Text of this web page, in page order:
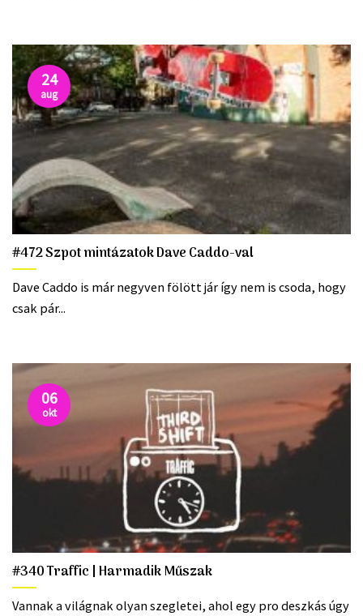
#472 Szpot mintázatok Dave Caddo-val
Dave Caddo is már negyven fölött jár így nem is csoda, hogy
csak pár...
24
aug
#340 Traffic | Harmadik Műszak
Vannak a világnak olyan szegletei, ahol egy pro deszkás úgy
06
okt